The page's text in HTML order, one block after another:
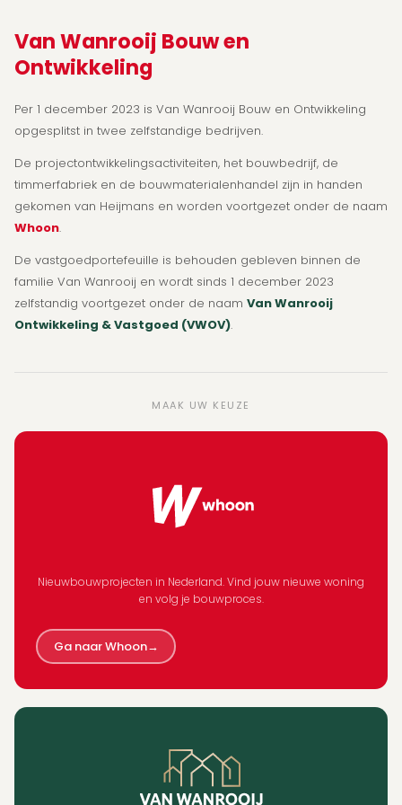
Van Wanrooij Bouw en
Ontwikkeling
Per 1 december 2023 is Van Wanrooij Bouw en Ontwikkeling
opgesplitst in twee zelfstandige bedrijven.
De projectontwikkelingsactiviteiten, het bouwbedrijf, de
timmerfabriek en de bouwmaterialenhandel zijn in handen
gekomen van Heijmans en worden voortgezet onder de naam
Whoon.
De vastgoedportefeuille is behouden gebleven binnen de
familie Van Wanrooij en wordt sinds 1 december 2023
zelfstandig voortgezet onder de naam Van Wanrooij
Ontwikkeling & Vastgoed (VWOV).
MAAK UW KEUZE
Nieuwbouwprojecten in Nederland. Vind jouw nieuwe woning
en volg je bouwproces.
Ga naar Whoon→